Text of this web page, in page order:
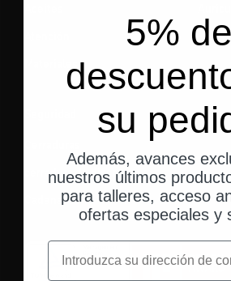
cerradura de disco
Cadenas
5% de
su
Además, avances
nuestros últimos
para talleres, acceso
ofertas especiales y
correo electrónico